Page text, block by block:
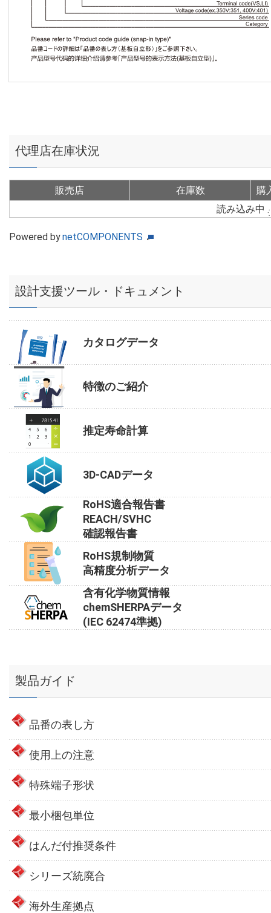
代理店在庫状況
販売店 在庫数
購
読み込み中
Powered bynetCOMPONENTS
設計支援ツール・ドキュメント
カタログデータ
特徴のご紹介
推定寿命計算
3D-CADデータ
RoHS適合報告書
REACH/SVHC
確認報告書
RoHS規制物質
高精度分析データ
含有化学物質情報
chemSHERPAデータ
(IEC 62474準拠)
製品ガイド
品番の表し方
使用上の注意
特殊端子形状
最小梱包単位
はんだ付推奨条件
シリーズ統廃合
海外生産拠点